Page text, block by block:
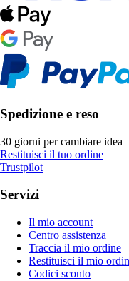
Spedizione e reso
30 giorni per cambiare idea
Restituisci il tuo ordine
Trustpilot
Servizi
Il mio account
Centro assistenza
Traccia il mio ordine
Restituisci il mio
Codici sconto